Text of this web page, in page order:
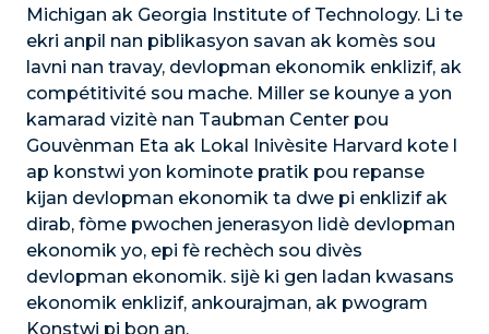
Michigan ak Georgia Institute of Technology. Li te
ekri anpil nan piblikasyon savan ak komès sou
lavni nan travay, devlopman ekonomik enklizif, ak
compétitivité sou mache. Miller se kounye a yon
kamarad vizitè nan Taubman Center pou
Gouvènman Eta ak Lokal Inivèsite Harvard kote l
ap konstwi yon kominote pratik pou repanse
kijan devlopman ekonomik ta dwe pi enklizif ak
dirab, fòme pwochen jenerasyon lidè devlopman
ekonomik yo, epi fè rechèch sou divès
devlopman ekonomik. sijè ki gen ladan kwasans
ekonomik enklizif, ankourajman, ak pwogram
Konstwi pi bon an.